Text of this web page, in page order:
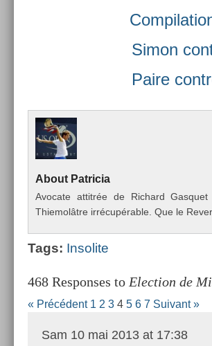
Simon
Paire
About Pat­ricia
Avocate at­titrée de Ric­hard
Thiemolâtre irrécupérable. Que le
Tags: In­solite
468 Responses to Election de
« Précédent 1 2 3 4 5 6 7 Suivant »
Sam 10 mai 2013 at 17:38